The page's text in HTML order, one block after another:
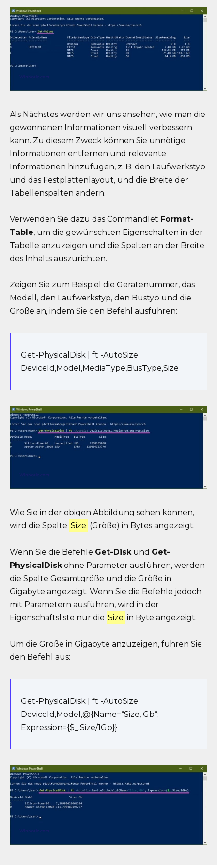
Als Nächstes werden wir uns ansehen, wie man die
gewonnenen Informationen visuell verbessern
kann. Zu diesem Zweck können Sie unnötige
Informationen entfernen und relevante
Informationen hinzufügen, z. B. den Laufwerkstyp
und das Festplattenlayout, und die Breite der
Tabellenspalten ändern.
Verwenden Sie dazu das Commandlet Format-
Table, um die gewünschten Eigenschaften in der
Tabelle anzuzeigen und die Spalten an der Breite
des Inhalts auszurichten.
Zeigen Sie zum Beispiel die Gerätenummer, das
Modell, den Laufwerkstyp, den Bustyp und die
Größe an, indem Sie den Befehl ausführen:
Get-PhysicalDisk | ft -AutoSize
DeviceId,Model,MediaType,BusType,Size
Wie Sie in der obigen Abbildung sehen können,
wird die Spalte Size (Größe) in Bytes angezeigt.
Wenn Sie die Befehle Get-Disk und Get-
PhysicalDisk ohne Parameter ausführen, werden
die Spalte Gesamtgröße und die Größe in
Gigabyte angezeigt. Wenn Sie die Befehle jedoch
mit Parametern ausführen, wird in der
Eigenschaftsliste nur die Size in Byte angezeigt.
Um die Größe in Gigabyte anzuzeigen, führen Sie
den Befehl aus:
Get-PhysicalDisk | ft -AutoSize
DeviceId,Model,@{Name=“Size, Gb“;
Expression={$_.Size/1Gb}}